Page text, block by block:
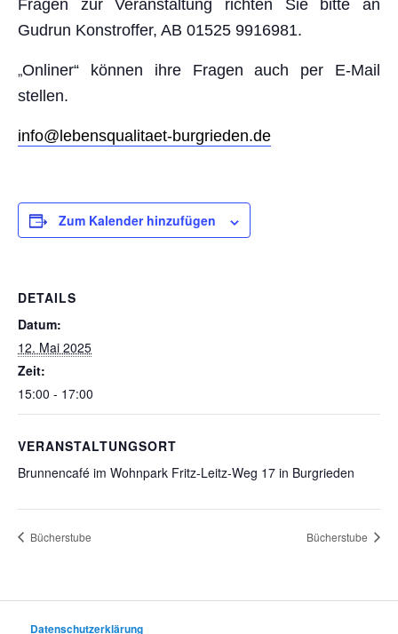
Fragen zur Veranstaltung richten Sie bitte an
Gudrun Konstroffer, AB 01525 9916981.
„Onliner“ können ihre Fragen auch per E-Mail
stellen.
info@lebensqualitaet-burgrieden.de
Zum Kalender hinzufügen
DETAILS
Datum:
12. Mai 2025
Zeit:
15:00 - 17:00
VERANSTALTUNGSORT
Brunnencafé im Wohnpark Fritz-Leitz-Weg 17 in Burgrieden
Bücherstube Bücherstube
Datenschutzerklärung